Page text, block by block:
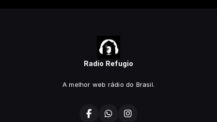
Radio Refugio
A melhor web rádio do Brasil.